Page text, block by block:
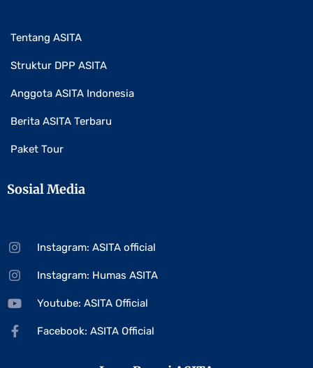
Tentang ASITA
Struktur DPP ASITA
Anggota ASITA Indonesia
Berita ASITA Terbaru
Paket Tour
Sosial Media
Instagram: ASITA official
Instagram: Humas ASITA
Youtube: ASITA Official
Facebook: ASITA Official